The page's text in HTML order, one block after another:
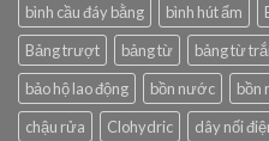
bình cầu đáy bằng
bình hút ẩm
Bảng trượt
bảng từ bảng từ
bảo hộ lao động
bồn nước bồn
chậu rửa
Clohydric dây nối